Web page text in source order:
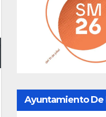
Ayuntamiento De